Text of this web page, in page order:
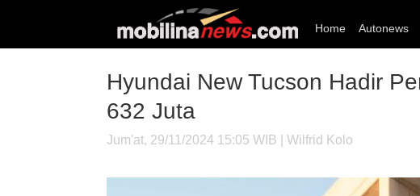
Home Autonews
Hyundai New Tucson Hadir
632 Juta
Jum'at, 29/11/2024 15:05 WIB | Wilfrid Kolo